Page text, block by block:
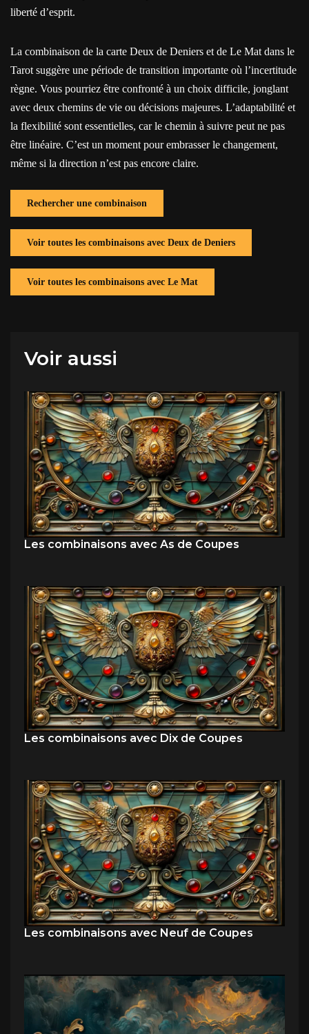
liberté d’esprit.
La combinaison de la carte Deux de Deniers et de Le Mat dans le
Tarot suggère une période de transition importante où l’incertitude
règne. Vous pourriez être confronté à un choix difficile, jonglant
avec deux chemins de vie ou décisions majeures. L’adaptabilité et
la flexibilité sont essentielles, car le chemin à suivre peut ne pas
être linéaire. C’est un moment pour embrasser le changement,
même si la direction n’est pas encore claire.
Rechercher une combinaison
Voir toutes les combinaisons avec Deux de Deniers
Voir toutes les combinaisons avec Le Mat
Voir aussi
Les combinaisons avec As de Coupes
Les combinaisons avec Dix de Coupes
Les combinaisons avec Neuf de Coupes